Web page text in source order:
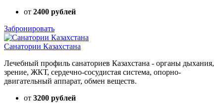
от 2400 рублей
Забронировать
Санатории Казахстана
Лечебный профиль санаториев Казахстана - органы дыхания,
зрение, ЖКТ, сердечно-сосудистая система, опорно-
двигательный аппарат, обмен веществ.
от 3200 рублей